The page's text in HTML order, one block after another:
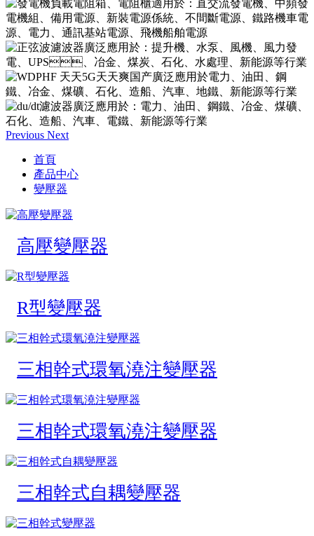
Previous Next
首頁
產品中心
變壓器
高壓變壓器
R型變壓器
三相幹式環氧澆注變壓器
三相幹式環氧澆注變壓器
三相幹式自耦變壓器